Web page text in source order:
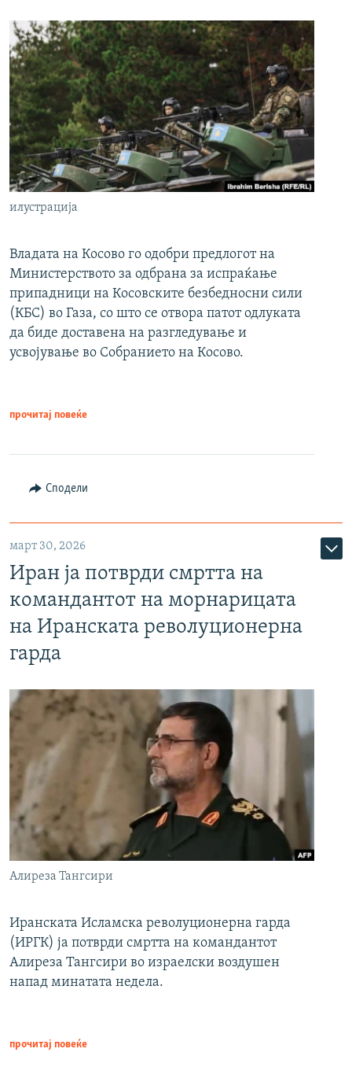
илустрација
Владата на Косово го одобри предлогот на
Министерството за одбрана за испраќање
припадници на Косовските безбедносни сили
(КБС) во Газа, со што се отвора патот одлуката
да биде доставена на разгледување и
усвојување во Собранието на Косово.
прочитај повеќе
Сподели
март 30, 2026
Иран ја потврди смртта на
командантот на морнарицата
на Иранската револуционерна
гарда
Алиреза Тангсири
Иранската Исламска револуционерна гарда
(ИРГК) ја потврди смртта на командантот
Алиреза Тангсири во израелски воздушен
напад минатата недела.
прочитај повеќе